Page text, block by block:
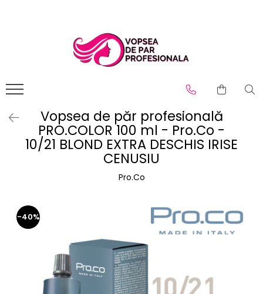
SHOT
Vopsea de păr profesională
PRO.COLOR 100 ml - Pro.Co -
10/21 BLOND EXTRA DESCHIS IRISE
CENUSIU
Pro.Co
-40%